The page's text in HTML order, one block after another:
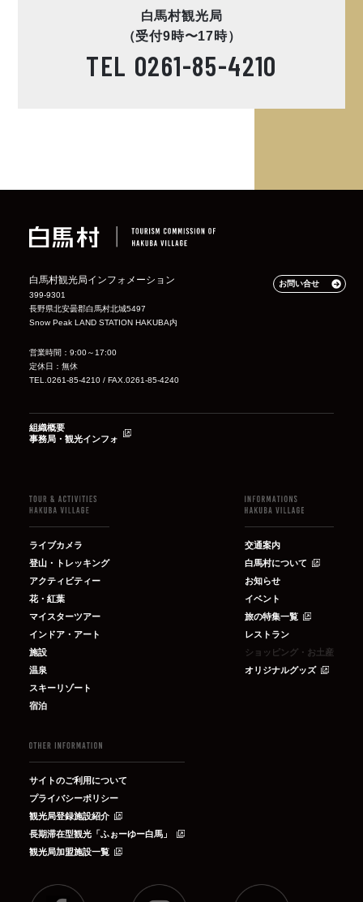
白馬村観光局
（受付9時〜17時）
TEL 0261-85-4210
白馬村観光局インフォメーション
399-9301
長野県北安曇郡白馬村北城5497
Snow Peak LAND STATION HAKUBA内
営業時間：9:00～17:00
定休日：無休
TEL.0261-85-4210 / FAX.0261-85-4240
お問い合せ
組織概要
事務局・観光インフォ
ライブカメラ
登山・トレッキング
アクティビティー
花・紅葉
マイスターツアー
インドア・アート
施設
温泉
スキーリゾート
宿泊
交通案内
白馬村について
お知らせ
イベント
旅の特集一覧
レストラン
ショッピング・お土産
オリジナルグッズ
サイトのご利用について
プライバシーポリシー
観光局登録施設紹介
長期滞在型観光「ふぉーゆー白馬」
観光局加盟施設一覧